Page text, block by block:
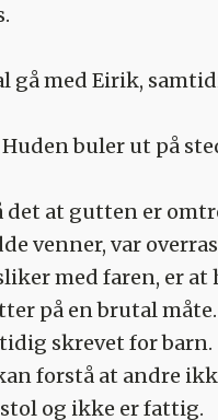
gå med Eirik,
buler ut på
det at gutten er
venner, var
med faren, er at
på en brutal måte.
skrevet for barn.
forstå at andre
og ikke er fattig.